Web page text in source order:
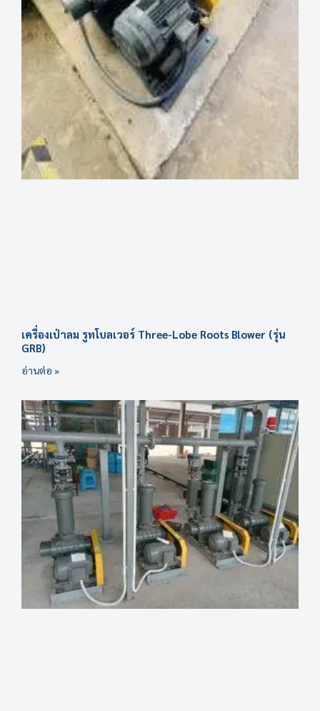
เครื่องเป่าลม รูทโบลเวอร์ Three-Lobe Roots Blower (รุ่น
GRB)
อ่านต่อ »